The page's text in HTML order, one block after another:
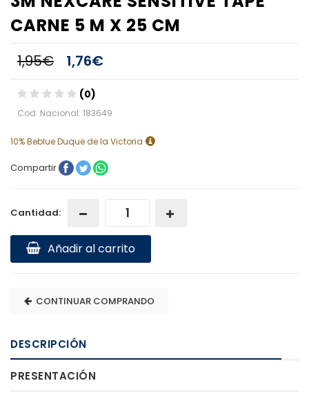
CARNE 5 M X 25 CM
1,95€ 1,76€
(0)
Cod. Nacional: 183649
10% Beblue Duque de la Victoria
Compartir
Cantidad:
Añadir al carrito
CONTINUAR COMPRANDO
DESCRIPCIÓN
PRESENTACIÓN